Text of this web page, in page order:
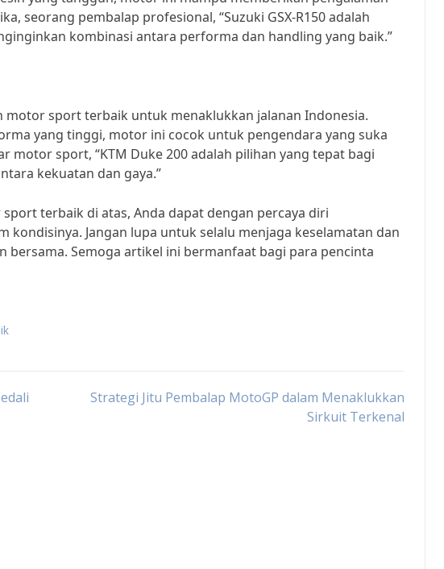
seorang pembalap profesional, “Suzuki GSX-R150 adalah
kombinasi antara performa dan handling yang baik.”
motor sport terbaik untuk menaklukkan jalanan Indonesia.
yang tinggi, motor ini cocok untuk pengendara yang suka
sport, “KTM Duke 200 adalah pilihan yang tepat bagi
kekuatan dan gaya.”
terbaik di atas, Anda dapat dengan percaya diri
kondisinya. Jangan lupa untuk selalu menjaga keselamatan dan
bersama. Semoga artikel ini bermanfaat bagi para pencinta
Strategi Jitu Pembalap MotoGP dalam Menaklukkan
Sirkuit Terkenal